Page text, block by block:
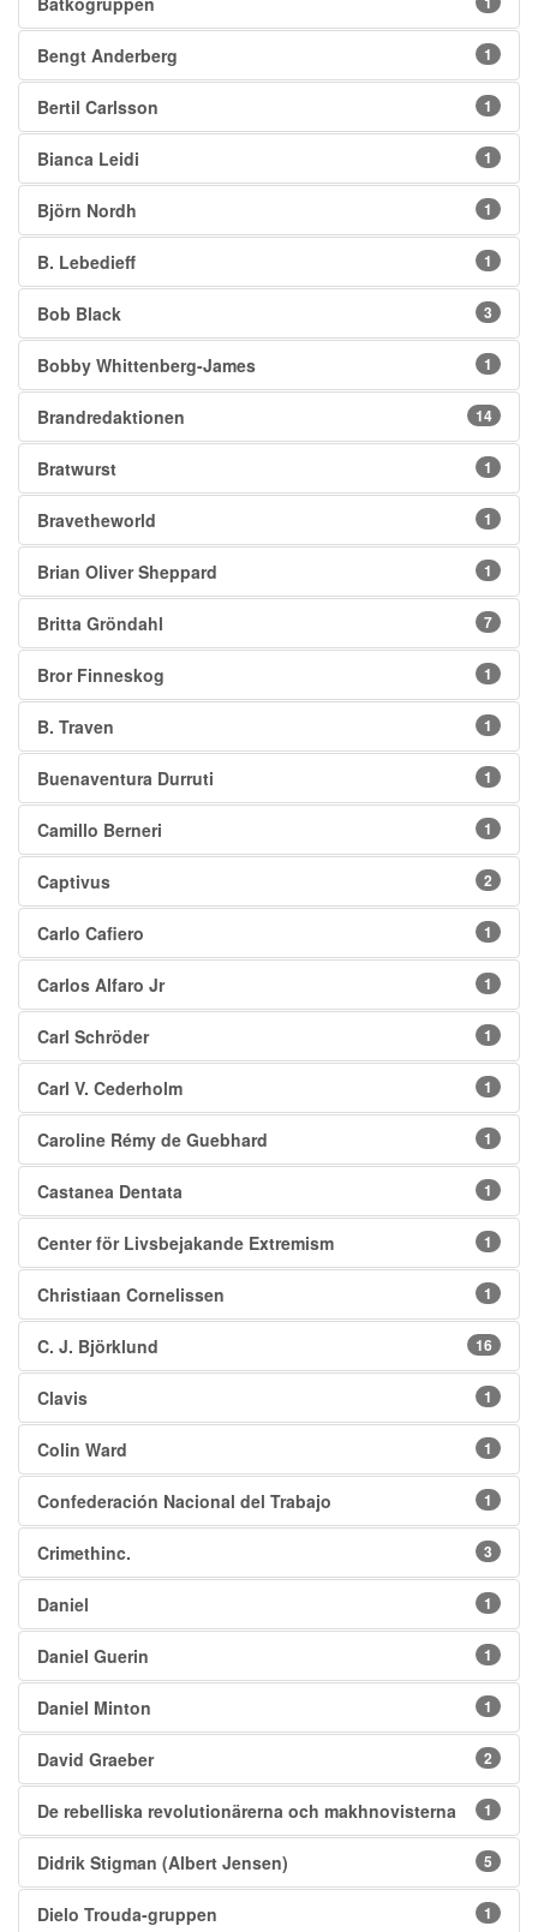
Bengt Anderberg 1
Bertil Carlsson 1
Bianca Leidi 1
Björn Nordh 1
B. Lebedieff 1
Bob Black 3
Bobby Whittenberg-James 1
Brandredaktionen 14
Bratwurst 1
Bravetheworld 1
Brian Oliver Sheppard 1
Britta Gröndahl 7
Bror Finneskog 1
B. Traven 1
Buenaventura Durruti 1
Camillo Berneri 1
Captivus 2
Carlo Cafiero 1
Carlos Alfaro Jr 1
Carl Schröder 1
Carl V. Cederholm 1
Caroline Rémy de Guebhard 1
Castanea Dentata 1
Center för Livsbejakande Extremism 1
Christiaan Cornelissen 1
C. J. Björklund 16
Clavis 1
Colin Ward 1
Confederación Nacional del Trabajo 1
Crimethinc. 3
Daniel 1
Daniel Guerin 1
Daniel Minton 1
David Graeber 2
De rebelliska revolutionärerna och makhnovisterna 1
Didrik Stigman (Albert Jensen) 5
Dielo Trouda-gruppen 1